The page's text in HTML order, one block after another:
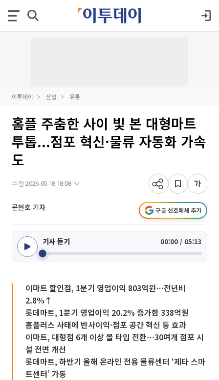
이투데이 산업 유통
홈플 주춤한 사이 빛 본 대형마트
투톱...점포 혁신·물류 자동화 가속
도
수정 2026-05-18 18:08
문현호 기자 구글 선호매체 추가
기사 듣기 00:00 / 05:13
이마트 할인점, 1분기 영업이익 803억원⋯전년비
2.8%↑
롯데마트, 1분기 영업이익 20.2% 증가한 338억원
홈플러스 사태에 반사이익·점포 공간 혁신 등 효과
이마트, 대형점 6개 이상 몰 타입 전환⋯30여개 점포 시
설 전면 개선
롯데마트, 하반기 올해 온라인 전용 물류센터 ‘제타 스마
트센터’ 가동